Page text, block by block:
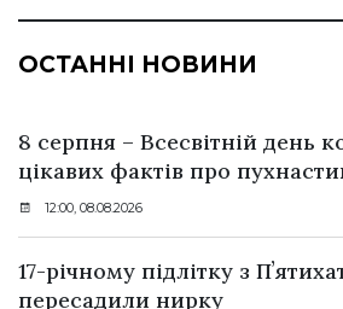
ОСТАННІ НОВИНИ
8 серпня – Всесвітній день
цікавих фактів про
12:00, 08.08.2026
17-річному підлітку з
пересадили нирку